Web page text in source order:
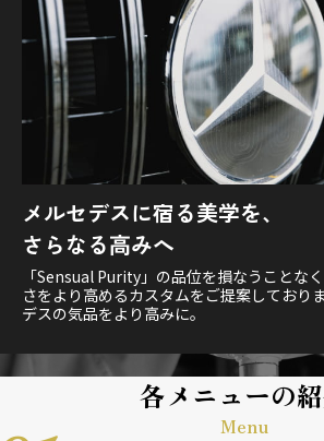
メルセデスに宿る美学を、
さらなる高みへ
「Sensual Purity」の品位を損なうことな
さをより高めるカスタムをご提案しており
デスの気品をより高みに。
各メニューの
Menu